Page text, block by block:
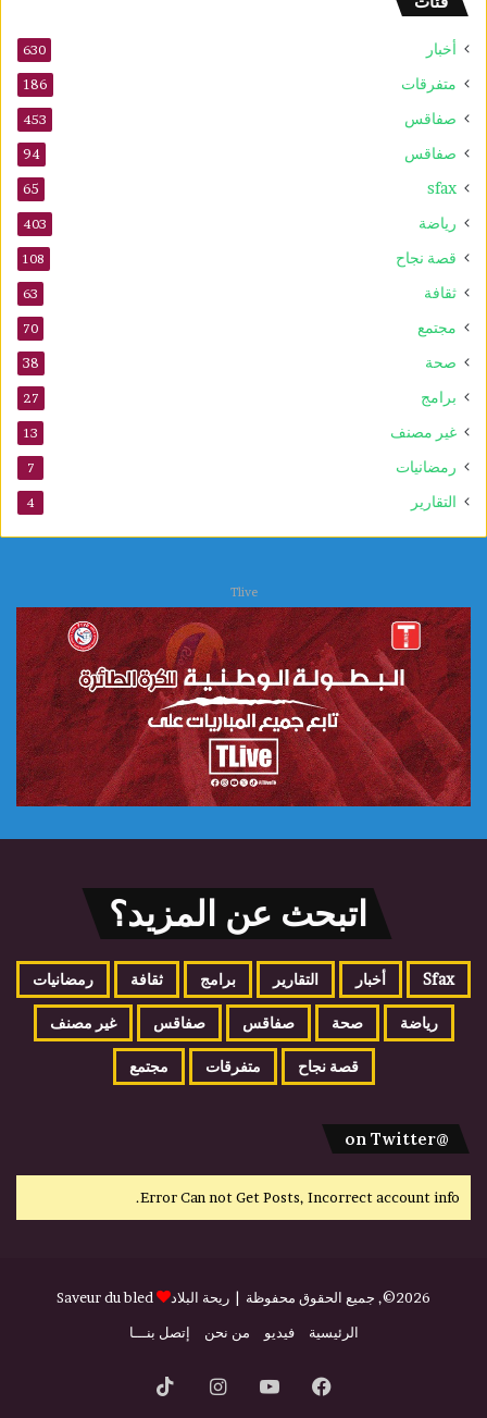
أخبار 630
متفرقات 186
صفاقس 453
صفاقس 94
sfax
65
رياضة 403
قصة نجاح 108
ثقافة 63
مجتمع 70
صحة 38
برامج 27
غير مصنف 13
رمضانيات 7
التقارير 4
Tlive
اتبحث عن المزيد؟
Sfax أخبار التقارير برامج ثقافة رمضانيات
رياضة صحة صفاقس صفاقس غير مصنف
قصة نجاح متفرقات مجتمع
@on Twitter
Error Can not Get Posts, Incorrect account info.
2026©, جميع الحقوق محفوظة | ريحة البلاد
Saveur du bled
الرئيسية
فيديو من نحن إتصل بنـــا
فيسبوك يوتيوب انستقرام